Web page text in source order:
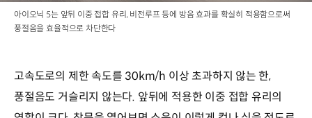
아이오닉 5는 앞뒤 이중 접합 유리, 비전루프 등에 방음 효과를 확실히 적용함으로써
풍절음을 효율적으로 차단한다
고속도로의 제한 속도를 30km/h 이상 초과하지 않는 한,
풍절음도 거슬리지 않는다. 앞뒤에 적용한 이중 접합 유리의